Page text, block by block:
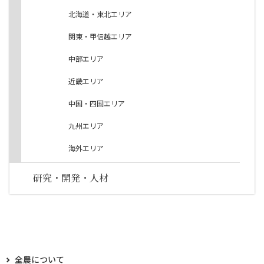
北海道・東北エリア
関東・甲信越エリア
中部エリア
近畿エリア
中国・四国エリア
九州エリア
海外エリア
研究・開発・人材
全農について